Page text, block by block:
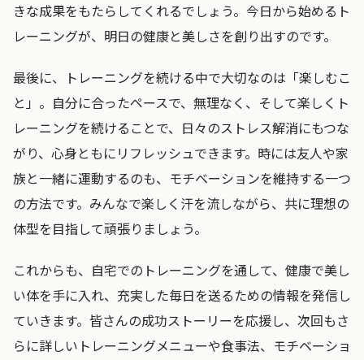
きな成果をもたらしてくれるでしょう。今日から始めるト
レーニングが、明日の健康と美しさを創り出すのです。
最後に、トレーニングを続ける中で大切なのは「楽しむこ
と」。自分に合ったペースで、無理なく、そして楽しくト
レーニングを続けることで、日々のストレス解消にもつな
がり、心身ともにリフレッシュできます。時には友人や家
族と一緒に運動するのも、モチベーションを維持する一つ
の方法です。みんなで楽しく汗を流しながら、共に理想の
体型を目指して頑張りましょう。
これからも、自宅でのトレーニングを通して、健康で美し
い体を手に入れ、充実した毎日を送るための情報を発信し
ていきます。皆さんの成功ストーリーを応援し、次回もさ
らに詳しいトレーニングメニューや食事法、モチベーショ